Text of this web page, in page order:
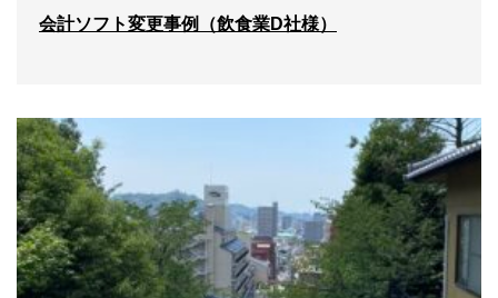
会計ソフト変更事例（飲食業D社様）